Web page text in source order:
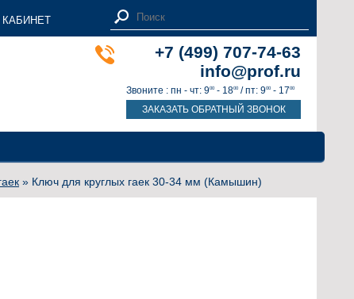
ЗАКАЗАТЬ ОБРАТНЫЙ ЗВОНОК
+7 (499) 707-74-63
info@prof.ru
Звоните : пн - чт: 900 - 1800 / пт: 900 - 1700
» Ключ для круглых гаек 30-34 мм (Камышин)